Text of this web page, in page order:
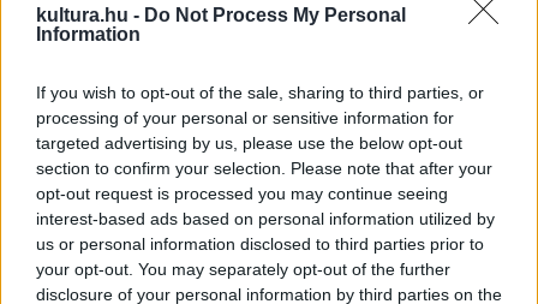
kultura.hu - Do Not Process My Personal
Information
If you wish to opt-out of the sale, sharing to third parties, or
processing of your personal or sensitive information for
targeted advertising by us, please use the below opt-out
section to confirm your selection. Please note that after your
opt-out request is processed you may continue seeing
interest-based ads based on personal information utilized by
us or personal information disclosed to third parties prior to
your opt-out. You may separately opt-out of the further
disclosure of your personal information by third parties on the
előadást.
A koreográfiát a nemzetközileg elismert Wayne Eagling és
Solymosi Tamás jegyzi, a jelmeztervező Rományi Nóra volt,
a díszletet Oláh Gusztáv korábbi remekének nyomán
Vavrinecz Beáta készítette. A főbb szerepekben Leblanc
Gergely, Sarkissova Karina, Komarov Alekszandr és Radziush
Mikalai láthatók, közreműködnek a Magyar Nemzeti Balett
művészei, valamint a Magyar Állami Operaház Zenekara és